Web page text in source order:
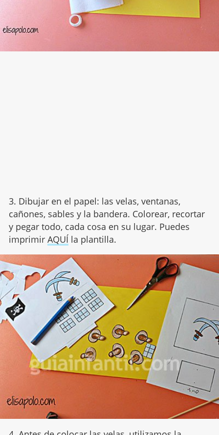
3. Dibujar en el papel: las velas, ventanas,
cañones, sables y la bandera. Colorear, recortar
y pegar todo, cada cosa en su lugar. Puedes
imprimir AQUÍ la plantilla.